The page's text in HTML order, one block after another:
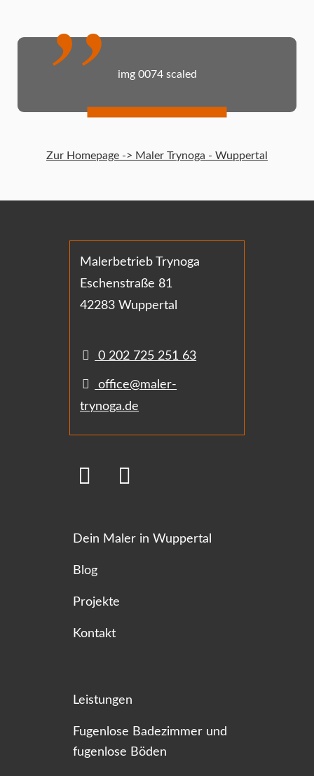
img 0074 scaled
Zur Homepage -> Maler Trynoga - Wuppertal
Malerbetrieb Trynoga
Eschenstraße 81
42283 Wuppertal
0 202 725 251 63
office@maler-
trynoga.de
Dein Maler in Wuppertal
Blog
Projekte
Kontakt
Leistungen
Fugenlose Badezimmer und
fugenlose Böden